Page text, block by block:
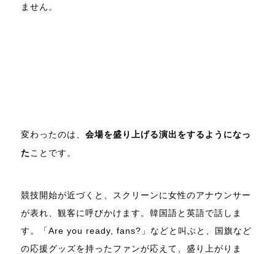
ません。
変わったのは、 会場を盛り上げる演出をするようになっ
た ことです。
競技開始が近づくと、スクリーンに女性のアナウンサー
が表れ、観客に呼びかけます。韓国語と英語で話しま
す。「Are you ready, fans?」などと叫ぶと、国旗など
の応援グッズを持ったファンが応えて、盛り上がりま